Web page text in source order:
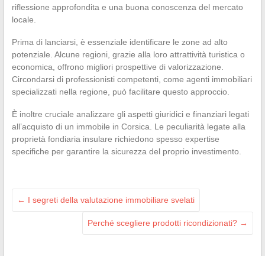
riflessione approfondita e una buona conoscenza del mercato
locale.
Prima di lanciarsi, è essenziale identificare le zone ad alto
potenziale. Alcune regioni, grazie alla loro attrattività turistica o
economica, offrono migliori prospettive di valorizzazione.
Circondarsi di professionisti competenti, come agenti immobiliari
specializzati nella regione, può facilitare questo approccio.
È inoltre cruciale analizzare gli aspetti giuridici e finanziari legati
all’acquisto di un immobile in Corsica. Le peculiarità legate alla
proprietà fondiaria insulare richiedono spesso expertise
specifiche per garantire la sicurezza del proprio investimento.
← I segreti della valutazione immobiliare svelati
Perché scegliere prodotti ricondizionati? →